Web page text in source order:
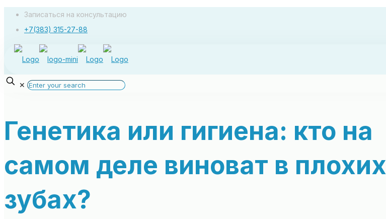
Записаться на консультацию
+7(383) 315-27-88
✕
Генетика или гигиена: кто на
самом деле виноват в плохих
зубах?